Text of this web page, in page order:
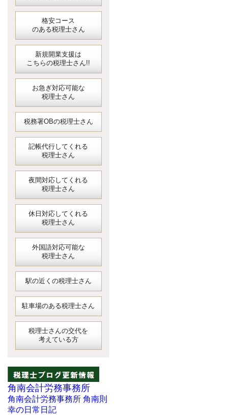
格安コース
のある税理士さん
新規開業支援は
こちらの税理士さん!!
お急ぎ対応可能な
税理士さん
税務署OBの税理士さん
記帳代行してくれる
税理士さん
夜間対応してくれる
税理士さん
休日対応してくれる
税理士さん
外国語対応可能な
税理士さん
駅の近くの税理士さん
駐車場のある税理士さん
税理士さんの交代を
考えている方
角南会計労務事務所
角南会計労務事務所 角南則
幸の日常日記